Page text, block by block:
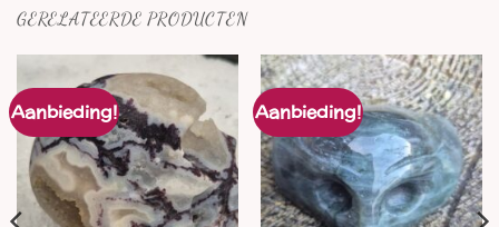
GERELATEERDE PRODUCTEN
Aanbieding! Aanbieding!